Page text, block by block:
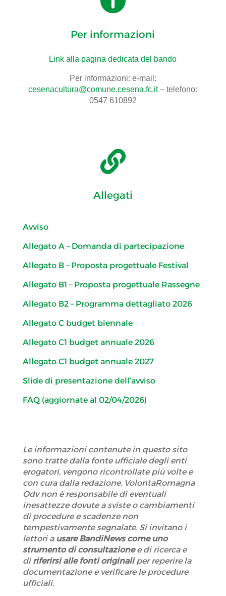
Per informazioni
Link alla pagina dedicata del bando
Per informazioni: e-mail:
cesenacultura@comune.cesena.fc.it– telefono:
0547 610892

Allegati
Avviso
Allegato A – Domanda di partecipazione
Allegato B – Proposta progettuale Festival
Allegato B1 – Proposta progettuale Rassegne
Allegato B2 – Programma dettagliato 2026
Allegato C budget biennale
Allegato C1 budget annuale 2026
Allegato C1 budget annuale 2027
Slide di presentazione dell’avviso
FAQ (aggiornate al 02/04/2026)
Le informazioni contenute in questo sito
sono tratte dalla fonte ufficiale degli enti
erogatori, vengono ricontrollate più volte e
con cura dalla redazione. VolontaRomagna
Odv non è responsabile di eventuali
inesattezze dovute a sviste o cambiamenti
di procedure e scadenze non
tempestivamente segnalate. Si invitano i
lettori a usare BandiNews come uno
strumento di consultazione e di ricerca e
di riferirsi alle fonti originali per reperire la
documentazione e verificare le procedure
ufficiali.